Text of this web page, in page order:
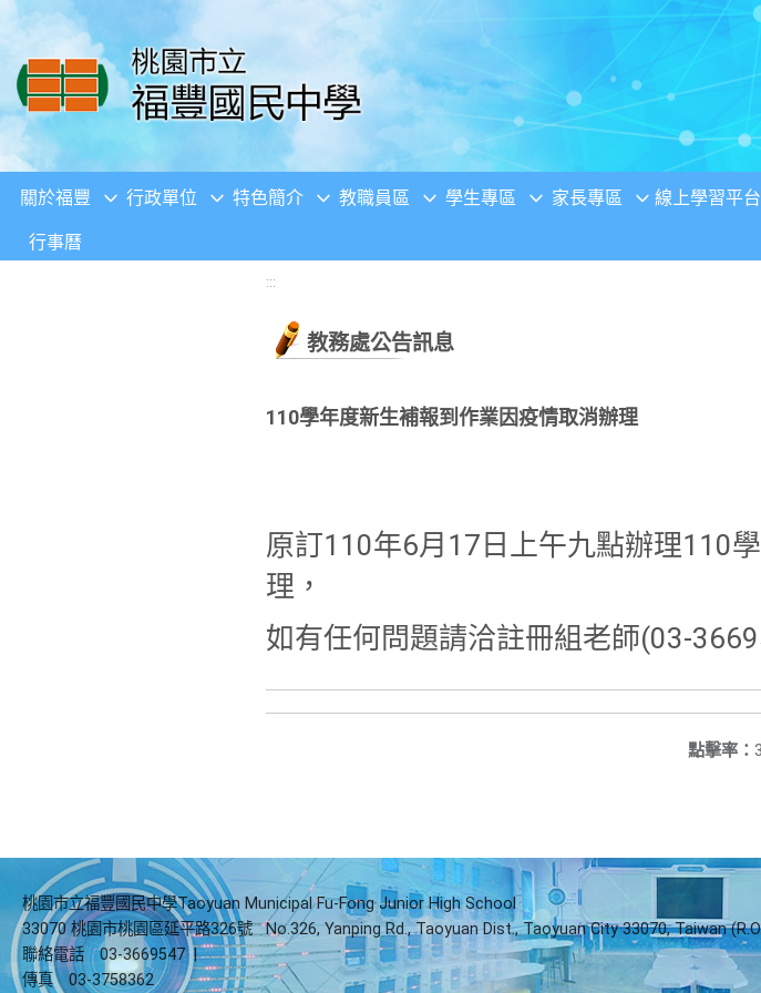
移至網頁之主要內容區位置
關於福豐 行政單位 特色簡介 教職員區 學生專區 家長專區 線上學習平台
行事曆
:::
教務處公告訊息
110學年度新生補報到作業因疫情取消辦理
原訂110年6月17日上午九點辦理110
理，
如有任何問題請洽註冊組老師(03-
點擊率：
桃園市立福豐國民中學Taoyuan Municipal Fu-Fong Junior High School
33070 桃園市桃園區延平路326號
No.326, Yanping Rd., Taoyuan Dist., Taoyuan City 33070, Taiwan
聯絡電話
03-3669547 |
傳真
03-3758362